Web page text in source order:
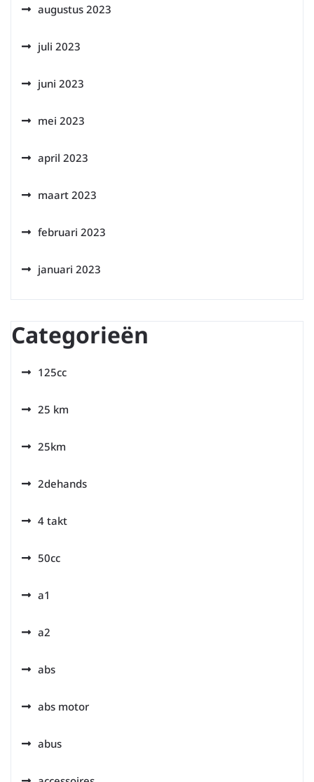
augustus 2023
juli 2023
juni 2023
mei 2023
april 2023
maart 2023
februari 2023
januari 2023
Categorieën
125cc
25 km
25km
2dehands
4 takt
50cc
a1
a2
abs
abs motor
abus